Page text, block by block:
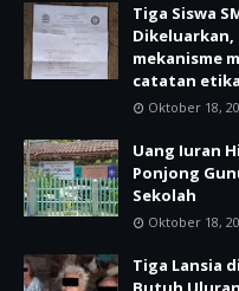
Tiga Siswa
Dikeluarkan,
mekanisme
catatan
Oktober 18,
Uang Iuran
Ponjong
Sekolah
Oktober 18,
Tiga Lansia